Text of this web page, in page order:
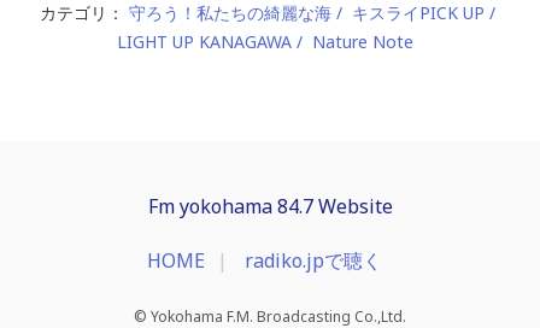
カテゴリ： 守ろう！私たちの綺麗な海
キスライPICK UP
LIGHT UP KANAGAWA
Nature Note
Fm yokohama 84.7 Website
HOME radiko.jpで聴く
© Yokohama F.M. Broadcasting Co.,Ltd.